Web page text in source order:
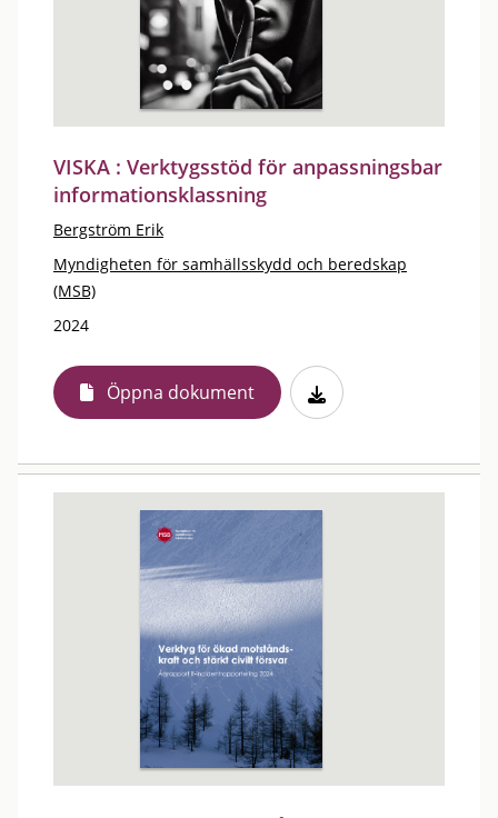
VISKA : Verktygsstöd för anpassningsbar
informationsklassning
Bergström Erik
Myndigheten för samhällsskydd och beredskap
(MSB)
2024
Öppna dokument